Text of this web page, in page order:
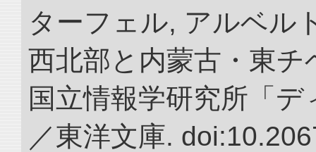
ターフェル, アルベル
西北部と内蒙古・東チ
国立情報学研究所「
／東洋文庫.